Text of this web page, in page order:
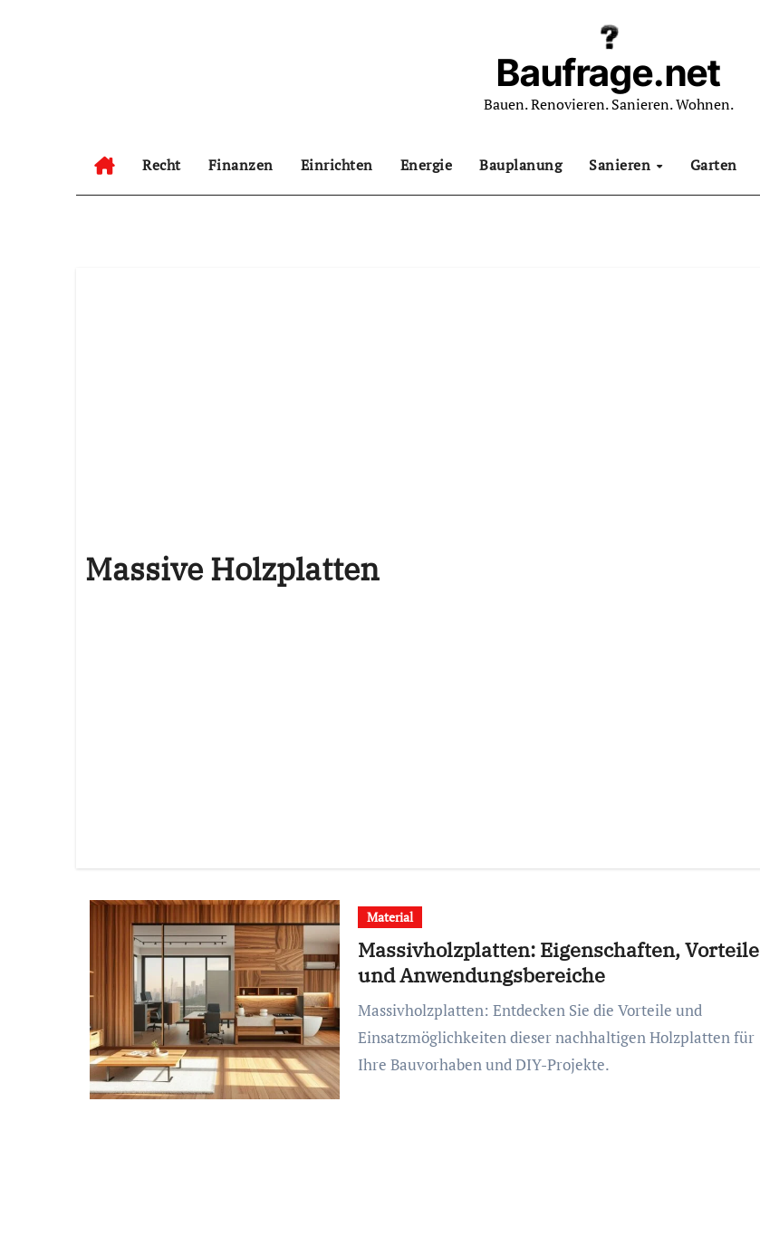
Baufrage.net
Bauen. Renovieren. Sanieren. Wohnen.
Recht Finanzen Einrichten Energie Bauplanung Sanieren Garten
Massive Holzplatten
Material
Massivholzplatten: Eigenschaften, Vorteile
und Anwendungsbereiche
Massivholzplatten: Entdecken Sie die Vorteile und
Einsatzmöglichkeiten dieser nachhaltigen Holzplatten für
Ihre Bauvorhaben und DIY-Projekte.